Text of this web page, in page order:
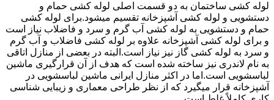
لوله کشی ساختمان به دو قسمت اصلی لوله کشی حمام و
دستشویی و لوله کشی آشپزخانه تقسیم میشود.برای لوله کشی
حمام و دستشویی به لوله کشی آب گرم و سرد و فاضلاب نیاز است
و برای لوله کشی آشپزخانه علاوه بر لوله کشی فاضلاب و آب گرم
و سرد به لوله کشی گاز نیز نیاز است.البته در بعضی از منازل اتاقی
به نام لاندری نیز ساخته شده است که هدف از آن قرارگیری ماشین
لباسشویی است.اما در اکثر منازل ایرانی ماشین لباسشویی در
آشپزخانه قرار میگیرد که از نظر طراحی معماری و زیبایی شناسی